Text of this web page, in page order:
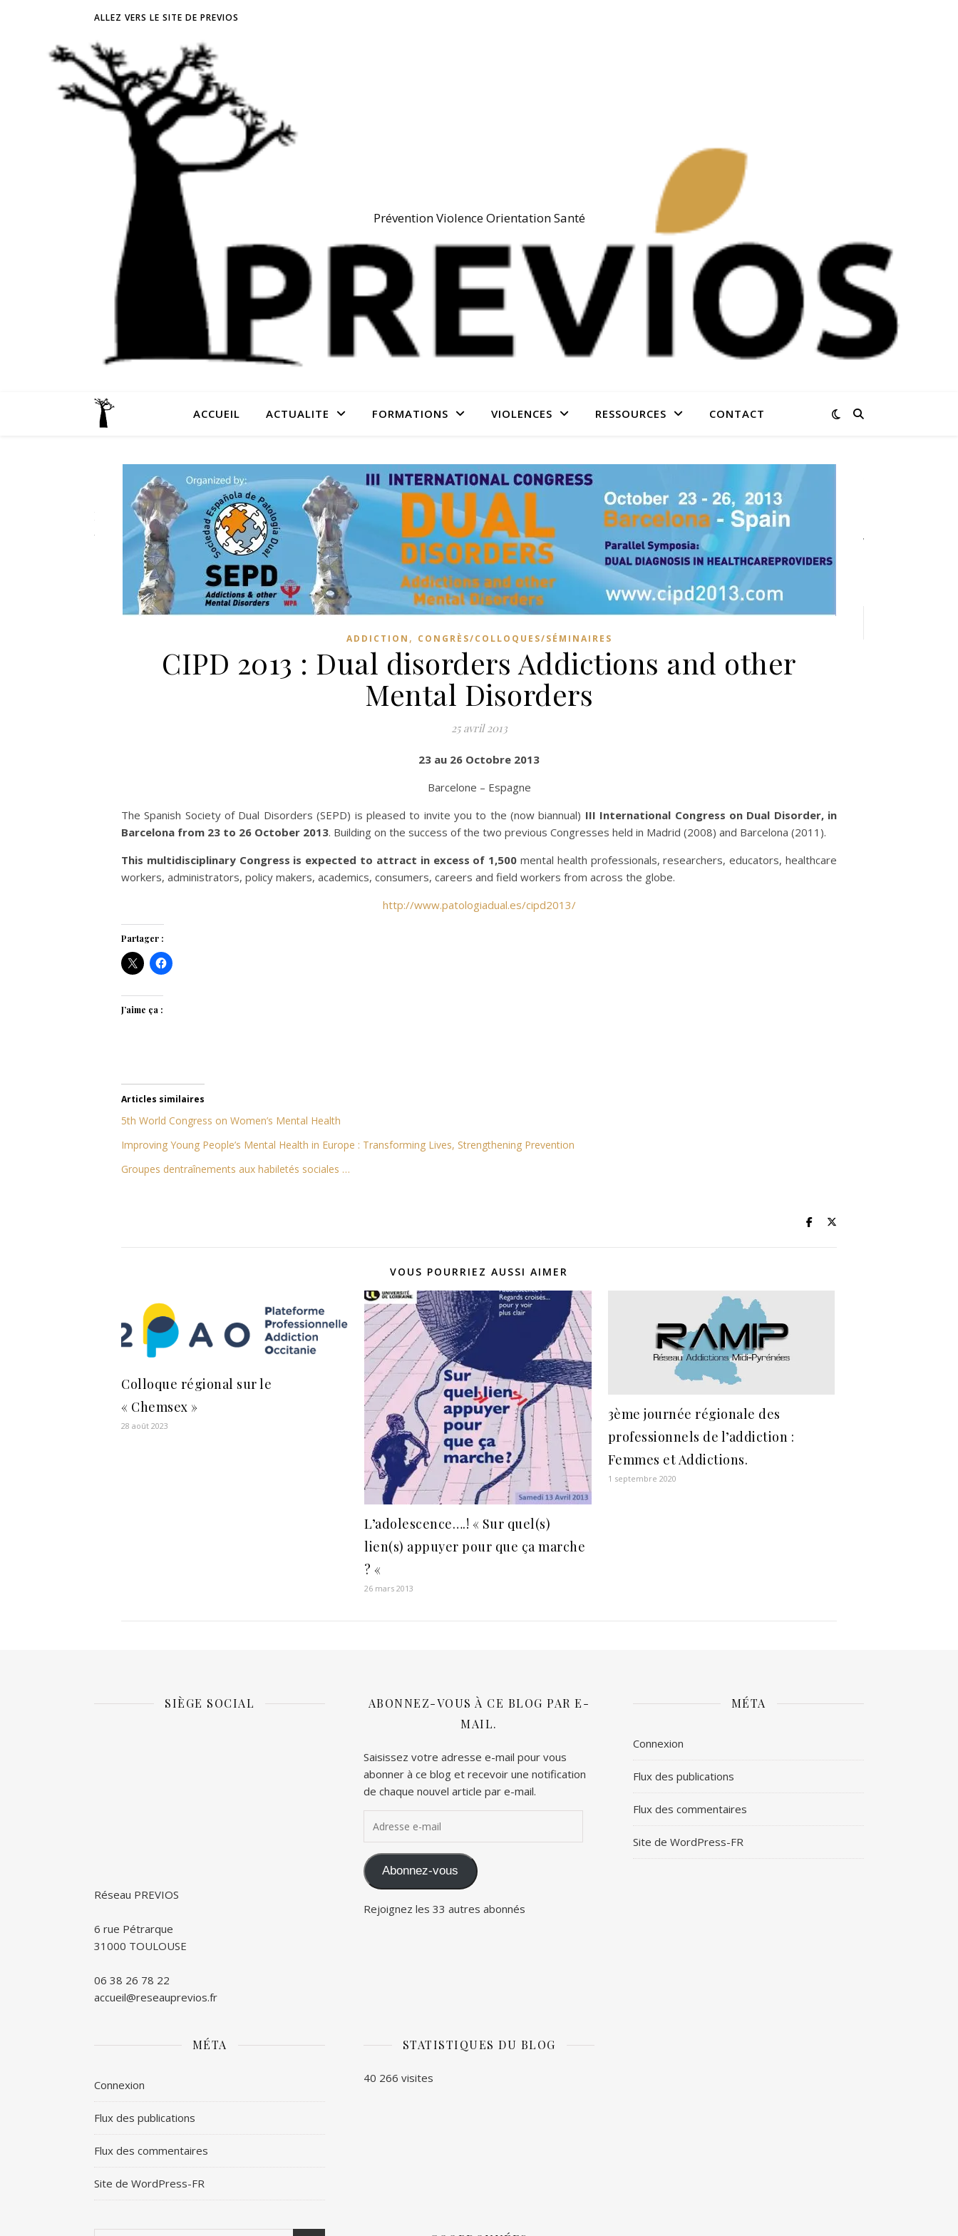
ALLEZ VERS LE SITE DE PREVIOS
Prévention Violence Orientation Santé
ACCUEIL ACTUALITE FORMATIONS VIOLENCES RESSOURCES CONTACT
PREVIOS
ADDICTION , CONGRÈS/COLLOQUES/SÉMINAIRES
CIPD 2013 : Dual disorders Addictions and other
Mental Disorders
25 avril 2013
23 au 26 Octobre 2013
Barcelone – Espagne
The Spanish Society of Dual Disorders (SEPD) is pleased to invite you to the (now biannual) III International Congress on Dual Disorder, in
Barcelona from 23 to 26 October 2013. Building on the success of the two previous Congresses held in Madrid (2008) and Barcelona (2011).
This multidisciplinary Congress is expected to attract in excess of 1,500 mental health professionals, researchers, educators, healthcare
workers, administrators, policy makers, academics, consumers, careers and field workers from across the globe.
http://www.patologiadual.es/cipd2013/
Partager :
J’aime ça :
Articles similaires
5th World Congress on Women’s Mental Health
Improving Young People’s Mental Health in Europe : Transforming Lives, Strengthening Prevention
Groupes dentraînements aux habiletés sociales …
VOUS POURRIEZ AUSSI AIMER
Colloque régional sur le
« Chemsex »
28 août 2023
L’adolescence….! « Sur quel(s)
lien(s) appuyer pour que ça marche
? «
26 mars 2013
3ème journée régionale des
professionnels de l’addiction :
Femmes et Addictions.
1 septembre 2020
visites
SIÈGE SOCIAL
Réseau PREVIOS
6 rue Pétrarque
31000 TOULOUSE
06 38 26 78 22
accueil@reseauprevios.fr
ABONNEZ-VOUS À CE BLOG PAR E-
MAIL.
Saisissez votre adresse e-mail pour vous
abonner à ce blog et recevoir une notification
de chaque nouvel article par e-mail.
Abonnez-vous
Rejoignez les 33 autres abonnés
MÉTA
Connexion
Flux des publications
Flux des commentaires
Site de WordPress-FR
MÉTA
Connexion
Flux des publications
Flux des commentaires
Site de WordPress-FR
STATISTIQUES DU BLOG
40 266 visites